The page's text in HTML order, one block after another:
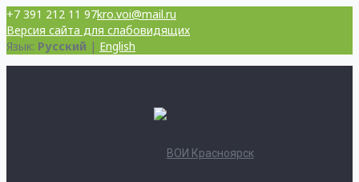
+7 391 212 11 97kro.voi@mail.ru
Версия сайта для слабовидящих
Язык: Русский | English